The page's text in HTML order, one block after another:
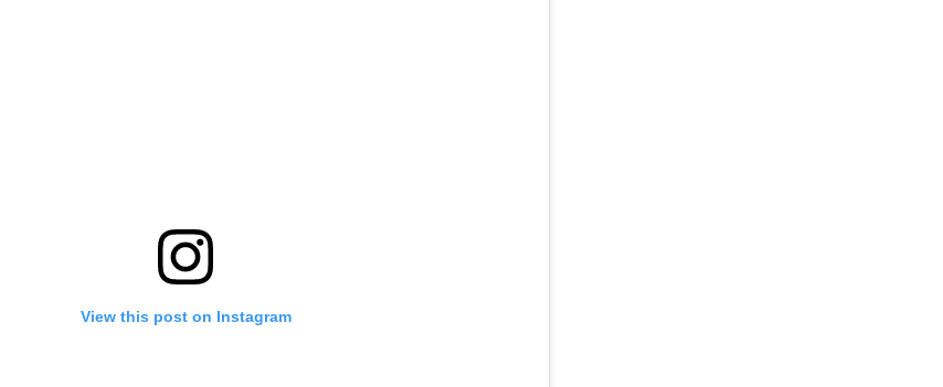
View this post on Instagram